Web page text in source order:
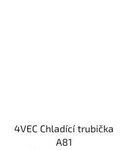
4VEC Chladící trubička
A81